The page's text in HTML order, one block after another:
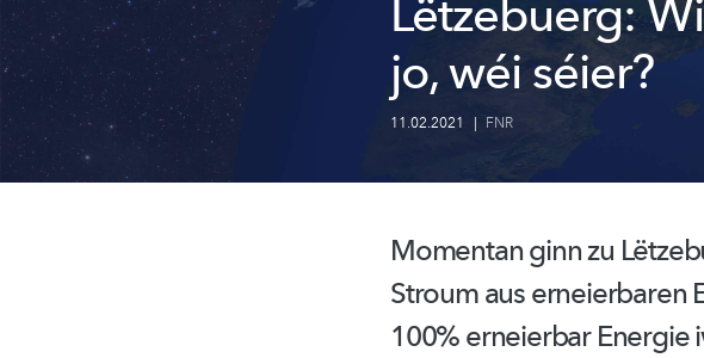
Lëtzebuerg:
jo, wéi séier?
11.02.2021 | FNR
Momentan ginn zu
Stroum aus erneierbaren
100% erneierbar Energie